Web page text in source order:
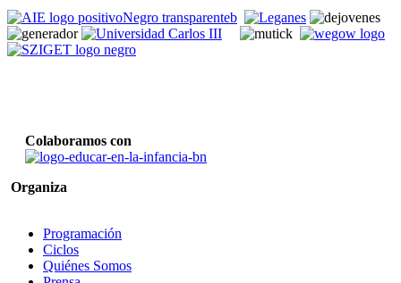
Colaboramos con
Organiza
Programación
Ciclos
Quiénes Somos